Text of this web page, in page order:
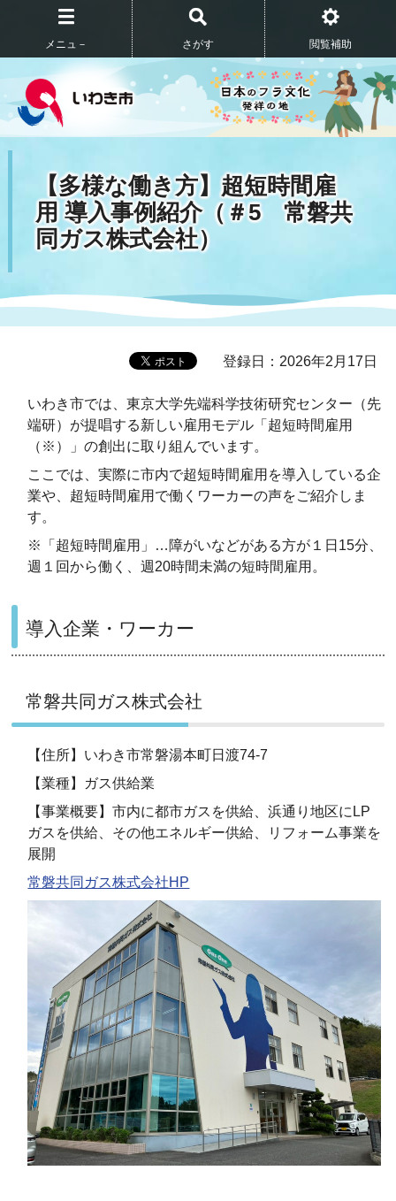
メニュ－ さがす 閲覧補助
【多様な働き方】超短時間雇
用 導入事例紹介（＃5 常磐共
同ガス株式会社）
登録日：2026年2月17日
いわき市では、東京大学先端科学技術研究センター（先
端研）が提唱する新しい雇用モデル「超短時間雇用
（※）」の創出に取り組んでいます。
ここでは、実際に市内で超短時間雇用を導入している企
業や、超短時間雇用で働くワーカーの声をご紹介しま
す。
※「超短時間雇用」…障がいなどがある方が１日15分、
週１回から働く、週20時間未満の短時間雇用。
導入企業・ワーカー
常磐共同ガス株式会社
【住所】いわき市常磐湯本町日渡74-7
【業種】ガス供給業
【事業概要】市内に都市ガスを供給、浜通り地区にLP
ガスを供給、その他エネルギー供給、リフォーム事業を
展開
常磐共同ガス株式会社HP